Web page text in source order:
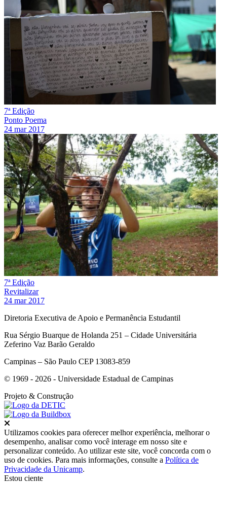
7ª Edição
Ponto Poema
24 mar 2017
7ª Edição
Revitalizar
24 mar 2017
Diretoria Executiva de Apoio e Permanência Estudantil
Rua Sérgio Buarque de Holanda 251 – Cidade Universitária
Zeferino Vaz Barão Geraldo
Campinas – São Paulo CEP 13083-859
© 1969 - 2026 - Universidade Estadual de Campinas
Projeto & Construção
Utilizamos cookies para oferecer melhor experiência, melhorar o
desempenho, analisar como você interage em nosso site e
personalizar conteúdo. Ao utilizar este site, você concorda com o
uso de cookies. Para mais informações, consulte a Política de
Privacidade da Unicamp.
Estou ciente